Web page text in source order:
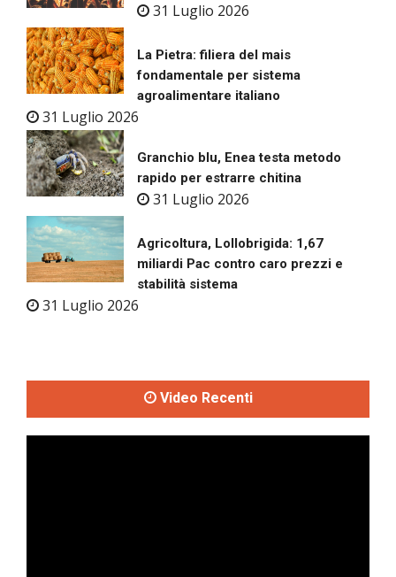
31 Luglio 2026
La Pietra: filiera del mais
fondamentale per sistema
agroalimentare italiano
31 Luglio 2026
Granchio blu, Enea testa metodo
rapido per estrarre chitina
31 Luglio 2026
Agricoltura, Lollobrigida: 1,67
miliardi Pac contro caro prezzi e
stabilità sistema
31 Luglio 2026
Video Recenti